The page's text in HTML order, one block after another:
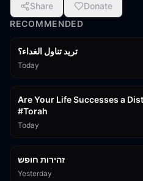
Share
Donate
RECOMMENDED
تريد تناول الغداء؟
Today
Are Your Life Successes a
#Torah
Today
זהירות חופש
Yesterday